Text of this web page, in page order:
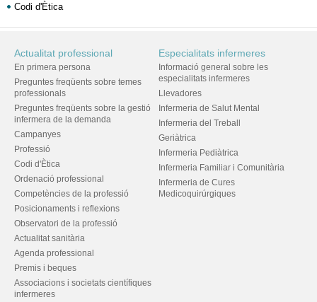
Codi d'Ètica
Actualitat professional
En primera persona
Preguntes freqüents sobre temes
professionals
Preguntes freqüents sobre la gestió
infermera de la demanda
Campanyes
Professió
Codi d'Ètica
Ordenació professional
Competències de la professió
Posicionaments i reflexions
Observatori de la professió
Actualitat sanitària
Agenda professional
Premis i beques
Associacions i societats científiques
infermeres
Especialitats infermeres
Informació general sobre les
especialitats infermeres
Llevadores
Infermeria de Salut Mental
Infermeria del Treball
Geriàtrica
Infermeria Pediàtrica
Infermeria Familiar i Comunitària
Infermeria de Cures
Medicoquirúrgiques